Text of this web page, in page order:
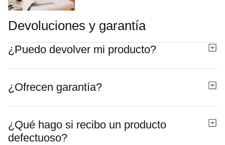
Devoluciones y garantía
¿Puedo devolver mi producto?
¿Ofrecen garantía?
¿Qué hago si recibo un producto
defectuoso?